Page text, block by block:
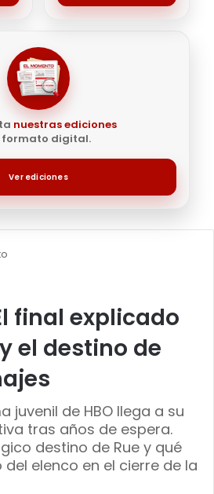
nuestras ediciones
formato digital.
Ver ediciones
final explicado
el destino de
juvenil de HBO llega a su
tras años de espera.
destino de Rue y qué
elenco en el cierre de la